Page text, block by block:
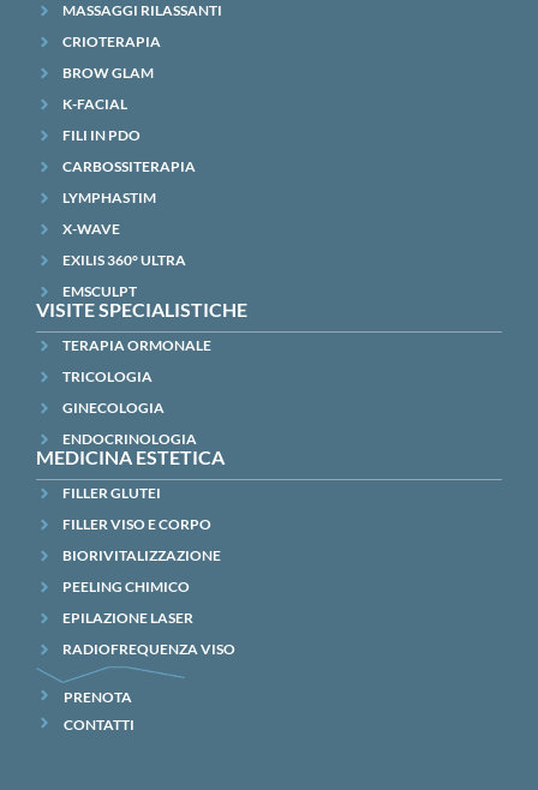
MASSAGGI RILASSANTI
CRIOTERAPIA
BROW GLAM
K-FACIAL
FILI IN PDO
CARBOSSITERAPIA
LYMPHASTIM
X-WAVE
EXILIS 360° ULTRA
EMSCULPT
VISITE SPECIALISTICHE
TERAPIA ORMONALE
TRICOLOGIA
GINECOLOGIA
ENDOCRINOLOGIA
MEDICINA ESTETICA
FILLER GLUTEI
FILLER VISO E CORPO
BIORIVITALIZZAZIONE
PEELING CHIMICO
EPILAZIONE LASER
RADIOFREQUENZA VISO
PRENOTA
CONTATTI